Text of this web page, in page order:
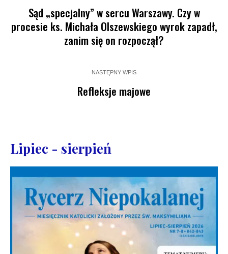
Sąd „specjalny” w sercu Warszawy. Czy w
procesie ks. Michała Olszewskiego wyrok zapadł,
zanim się on rozpoczął?
NASTĘPNY WPIS
Refleksje majowe
Lipiec - sierpień